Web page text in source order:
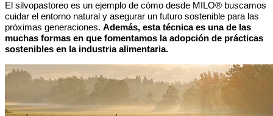
El silvopastoreo es un ejemplo de cómo desde MILO® buscamos
cuidar el entorno natural y asegurar un futuro sostenible para las
próximas generaciones. Además, esta técnica es una de las
muchas formas en que fomentamos la adopción de prácticas
sostenibles en la industria alimentaria.